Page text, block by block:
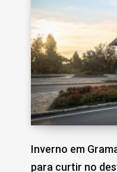
Inverno em
para curtir no